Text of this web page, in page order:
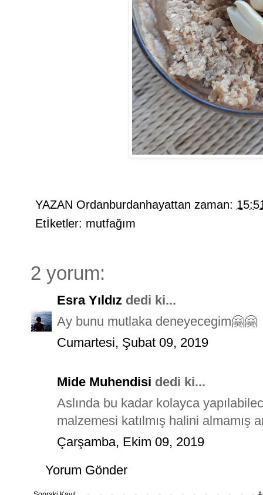
YAZAN Ordanburdanhayattan zaman:
Etİketler: mutfağım
2 yorum:
Esra Yıldız dedi ki...
Ay bunu mutlaka deneyecegim🤗🤗
Cumartesi, Şubat 09, 2019
Mide Muhendisi dedi ki...
Aslında bu kadar kolayca
malzemesi katılmış halini almamış
Çarşamba, Ekim 09, 2019
Yorum Gönder